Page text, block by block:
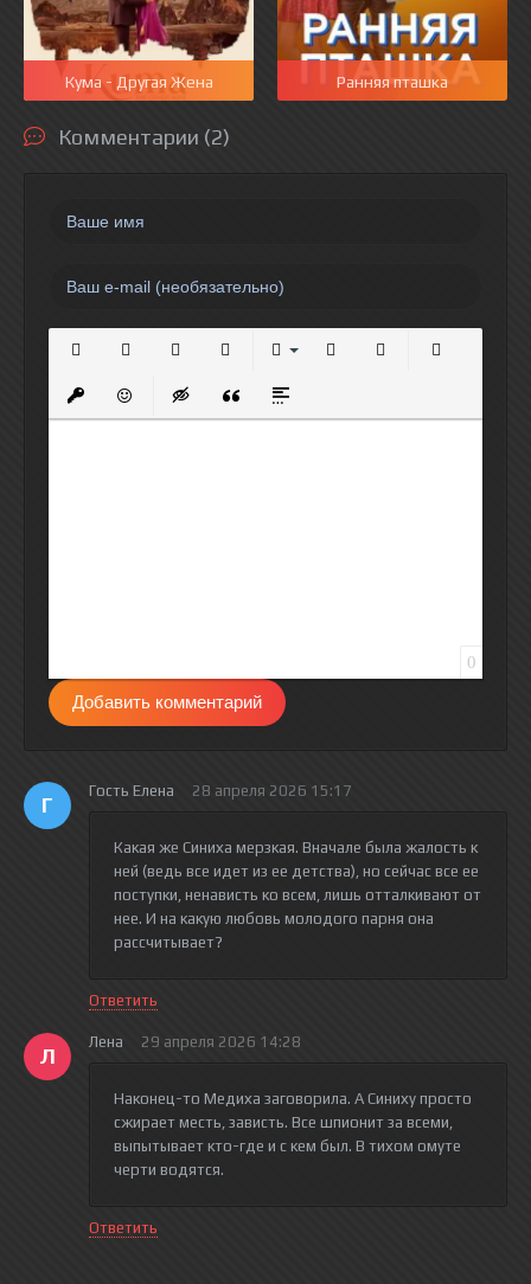
Кума - Другая Жена Ранняя пташка
Комментарии (2)
Вставить защищенную ссылку
Вставить смайлик
Вставка скрытого текста
Вставка цитаты
Вставка спойлера
0
Добавить комментарий
Г
Гость Елена 28 апреля 2026 15:17
Какая же Синиха мерзкая. Вначале была жалость к
ней (ведь все идет из ее детства), но сейчас все ее
поступки, ненависть ко всем, лишь отталкивают от
нее. И на какую любовь молодого парня она
рассчитывает?
Ответить
Л
Лена 29 апреля 2026 14:28
Наконец-то Медиха заговорила. А Синиху просто
сжирает месть, зависть. Все шпионит за всеми,
выпытывает кто-где и с кем был. В тихом омуте
черти водятся.
Ответить